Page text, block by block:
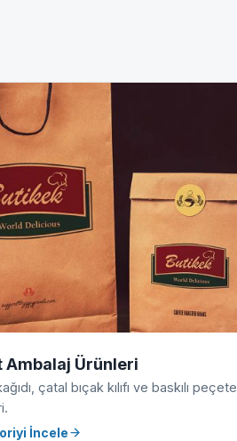
Ambalaj Ürünleri
çatal bıçak kılıfı ve baskılı peçete
İncele